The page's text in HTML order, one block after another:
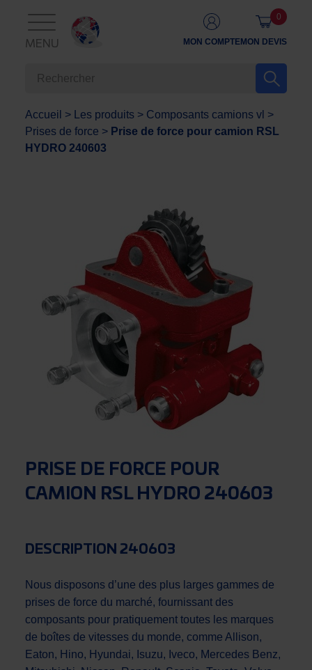
MENU MON COMPTEMON DEVIS
0
Accueil > Les produits > Composants camions vl >
Prises de force > Prise de force pour camion RSL
HYDRO 240603
PRISE DE FORCE POUR
CAMION RSL HYDRO 240603
DESCRIPTION 240603
Nous disposons d’une des plus larges gammes de
prises de force du marché, fournissant des
composants pour pratiquement toutes les marques
de boîtes de vitesses du monde, comme Allison,
Eaton, Hino, Hyundai, Isuzu, Iveco, Mercedes Benz,